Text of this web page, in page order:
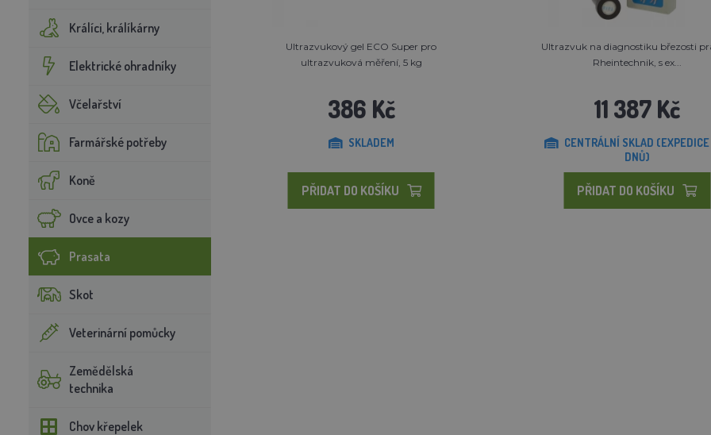
Králíci, králíkárny
Elektrické ohradníky
Včelařství
Farmářské potřeby
Koně
Ovce a kozy
Prasata
Skot
Veterinární pomůcky
Zemědělská
technika
Chov křepelek
Ultrazvukový gel ECO Super pro
ultrazvuková měření, 5 kg
386 Kč
SKLADEM
PŘIDAT DO KOŠÍKU
Ultrazvuk na diagnostiku březosti
Rheintechnik, s ex...
11 387 Kč
CENTRÁLNÍ SKLAD
DNŮ)
PŘIDAT DO KOŠÍKU